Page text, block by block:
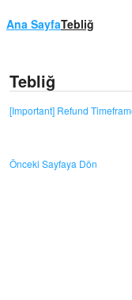
Ana SayfaTebliğ
Tebliğ
[Important] Refund
Önceki Sayfaya Dön